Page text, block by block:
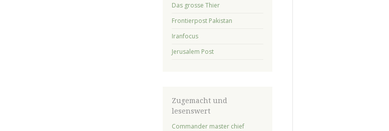
Das grosse Thier
Frontierpost Pakistan
Iranfocus
Jerusalem Post
Zugemacht und
lesenswert
Commander master chief